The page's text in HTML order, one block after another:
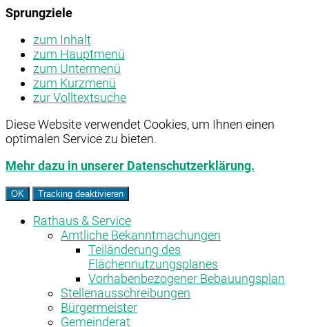
Sprungziele
zum Inhalt
zum Hauptmenü
zum Untermenü
zum Kurzmenü
zur Volltextsuche
Diese Website verwendet Cookies, um Ihnen einen
optimalen Service zu bieten.
Mehr dazu in unserer Datenschutzerklärung.
OK Tracking deaktivieren
Rathaus & Service
Amtliche Bekanntmachungen
Teiländerung des
Flächennutzungsplanes
Vorhabenbezogener Bebauungsplan
Stellenausschreibungen
Bürgermeister
Gemeinderat